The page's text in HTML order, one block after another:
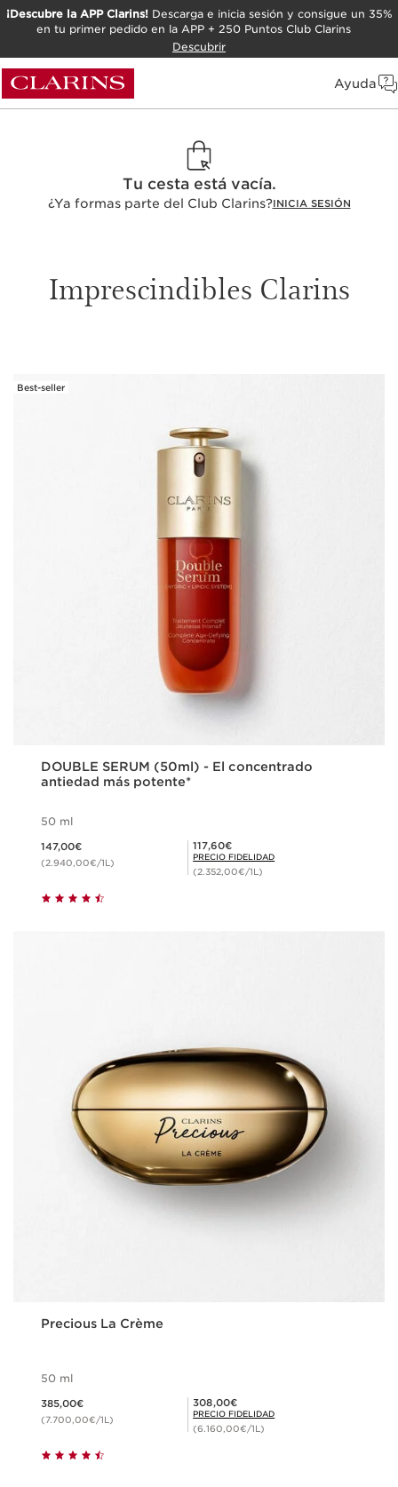
¡Descubre la APP Clarins!Descarga e inicia sesión y consigue un 35%
en tu primer pedido en la APP + 250 Puntos Club Clarins
Descubrir
Ayuda
Tu cesta está vacía.
¿Ya formas parte del Club Clarins?INICIA SESIÓN
Imprescindibles Clarins
Best-seller
DOUBLE SERUM (50ml) - El concentrado
antiedad más potente*
50 ml
147,00€
(2.940,00€/1L)
Precio Fidelidad 117,60€
117,60€
PRECIO FIDELIDAD
(2.352,00€/1L)
Precious La Crème
50 ml
385,00€
(7.700,00€/1L)
Precio Fidelidad 308,00€
308,00€
PRECIO FIDELIDAD
(6.160,00€/1L)